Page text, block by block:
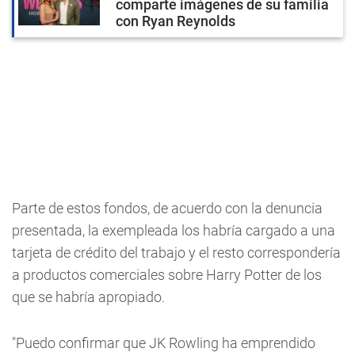
comparte imágenes de su familia
con Ryan Reynolds
Parte de estos fondos, de acuerdo con la denuncia
presentada, la exempleada los habría cargado a una
tarjeta de crédito del trabajo y el resto correspondería
a productos comerciales sobre Harry Potter de los
que se habría apropiado.
"Puedo confirmar que JK Rowling ha emprendido